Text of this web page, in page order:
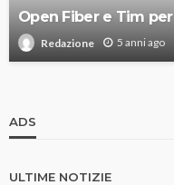
Open Fiber e Tim
Redazione 5 anni ago
ADS
ULTIME NOTIZIE